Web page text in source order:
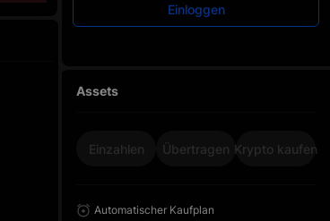
Einloggen
Assets
Einzahlen Übertragen Krypto kaufen
Automatischer Kaufplan